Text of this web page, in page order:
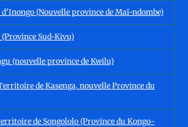
(Nouvelle province de Maï-ndombe)
Sud-Kivu)
(nouvelle province de Kwilu)
de Kasenga, nouvelle Province du
de Songololo (Province du Kongo-